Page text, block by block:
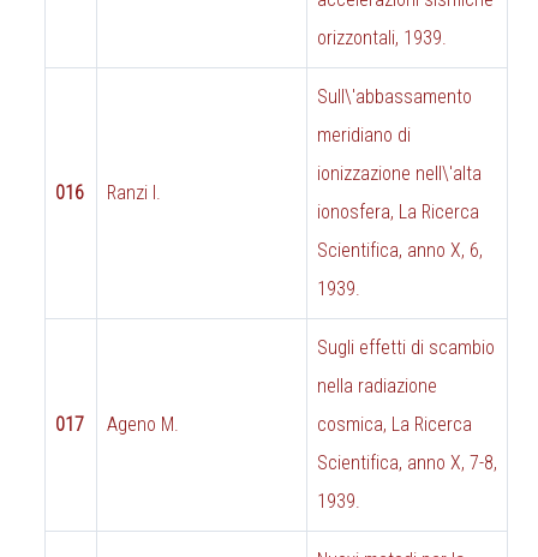
orizzontali, 1939.
016 Ranzi I.
Sull\'abbassamento
meridiano di
ionizzazione nell\'alta
ionosfera, La Ricerca
Scientifica, anno X, 6,
1939.
017 Ageno M.
Sugli effetti di scambio
nella radiazione
cosmica, La Ricerca
Scientifica, anno X, 7-8,
1939.